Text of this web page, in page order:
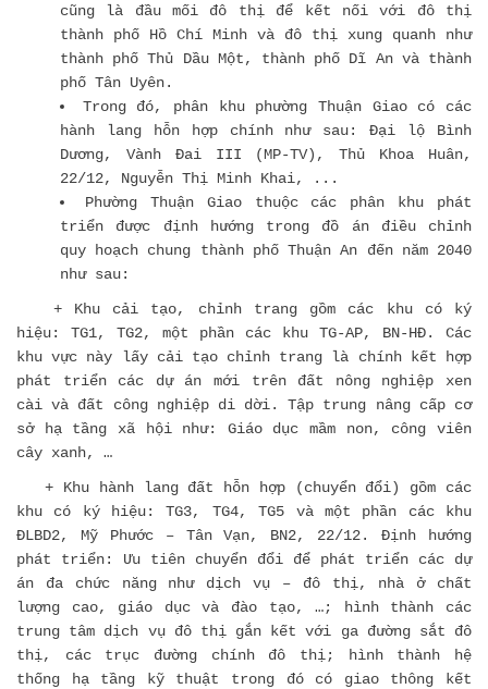
cũng là đầu mối đô thị để kết nối với đô thị
thành phố Hồ Chí Minh và đô thị xung quanh như
thành phố Thủ Dầu Một, thành phố Dĩ An và thành
phố Tân Uyên.
Trong đó, phân khu phường Thuận Giao có các
hành lang hỗn hợp chính như sau: Đại lộ Bình
Dương, Vành Đai III (MP-TV), Thủ Khoa Huân,
22/12, Nguyễn Thị Minh Khai, ...
Phường Thuận Giao thuộc các phân khu phát
triển được định hướng trong đồ án điều chỉnh
quy hoạch chung thành phố Thuận An đến năm 2040
như sau:
+ Khu cải tạo, chỉnh trang gồm các khu có ký
hiệu: TG1, TG2, một phần các khu TG-AP, BN-HĐ. Các
khu vực này lấy cải tạo chỉnh trang là chính kết hợp
phát triển các dự án mới trên đất nông nghiệp xen
cài và đất công nghiệp di dời. Tập trung nâng cấp cơ
sở hạ tầng xã hội như: Giáo dục mầm non, công viên
cây xanh, …
+ Khu hành lang đất hỗn hợp (chuyển đổi) gồm các
khu có ký hiệu: TG3, TG4, TG5 và một phần các khu
ĐLBD2, Mỹ Phước – Tân Vạn, BN2, 22/12. Định hướng
phát triển: Ưu tiên chuyển đổi để phát triển các dự
án đa chức năng như dịch vụ – đô thị, nhà ở chất
lượng cao, giáo dục và đào tạo, …; hình thành các
trung tâm dịch vụ đô thị gắn kết với ga đường sắt đô
thị, các trục đường chính đô thị; hình thành hệ
thống hạ tầng kỹ thuật trong đó có giao thông kết